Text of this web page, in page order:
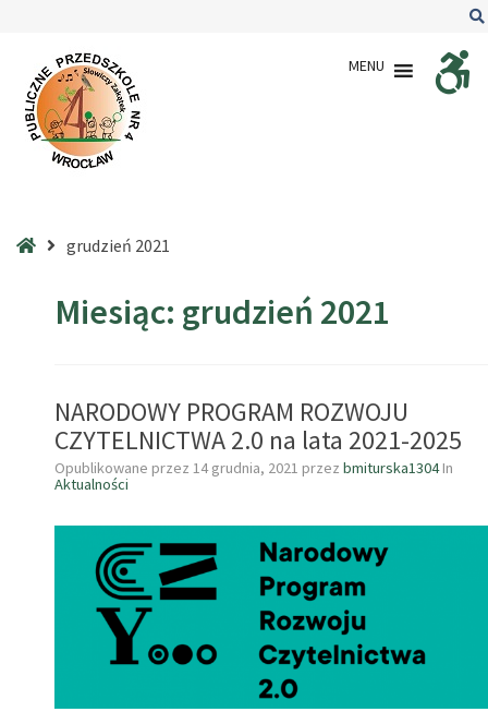
grudzień
MENU
Stronagrudzień 2021
Miesiąc: grudzień 2021
NARODOWY PROGRAM ROZWOJU
CZYTELNICTWA 2.0 na lata 2021-2025
Opublikowane przez 14 grudnia, 2021 przez bmiturska1304In
Aktualności